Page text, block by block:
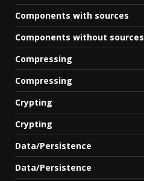
Components with sources
Components without sources
Compressing
Compressing
Crypting
Crypting
Data/Persistence
Data/Persistence